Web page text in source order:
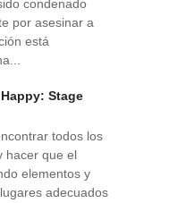
condenado
por asesinar a
está
Stage
todos los
hacer que el
elementos y
adecuados